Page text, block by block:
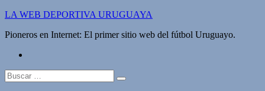
Saltar
contenido
LA WEB DEPORTIVA URUGUAYA
Pioneros en Internet: El primer sitio web del fútbol Uruguayo.
Buscar: